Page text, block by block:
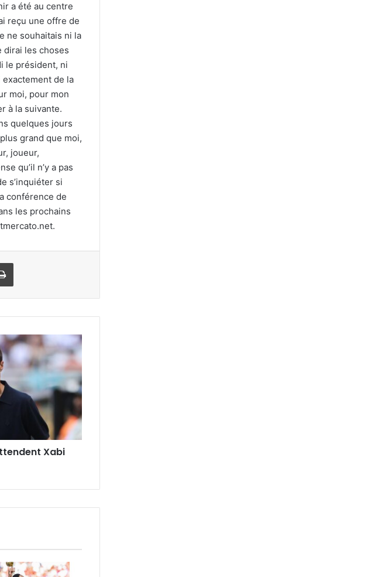
a été au centre
reçu une offre de
ne souhaitais ni la
dirai les choses
le président, ni
exactement de la
moi, pour mon
à la suivante.
quelques jours
grand que moi,
joueur,
qu’il n’y a pas
s’inquiéter si
conférence de
les prochains
Imprimer
Xabi